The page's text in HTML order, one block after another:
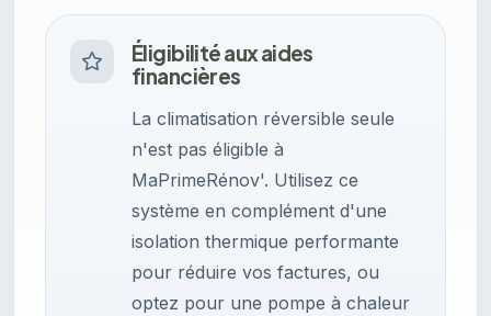
Éligibilité aux aides
financières
La climatisation réversible seule
n'est pas éligible à
MaPrimeRénov'. Utilisez ce
système en complément d'une
isolation thermique performante
pour réduire vos factures, ou
optez pour une pompe à chaleur